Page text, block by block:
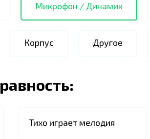
Микрофон / Динамик
Корпус Другое
Тихо играет мелодия